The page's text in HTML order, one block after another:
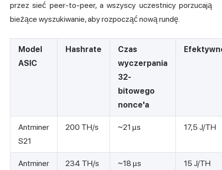
przez sieć peer-to-peer, a wszyscy uczestnicy porzucają
bieżące wyszukiwanie, aby rozpocząć nową rundę.
Model
ASIC
Hashrate
Czas
wyczerpania
32-
bitowego
nonce'a
Antminer
S21
200 TH/s ~21 µs 17,5 J/TH
Antminer
234 TH/s ~18 µs 15 J/TH